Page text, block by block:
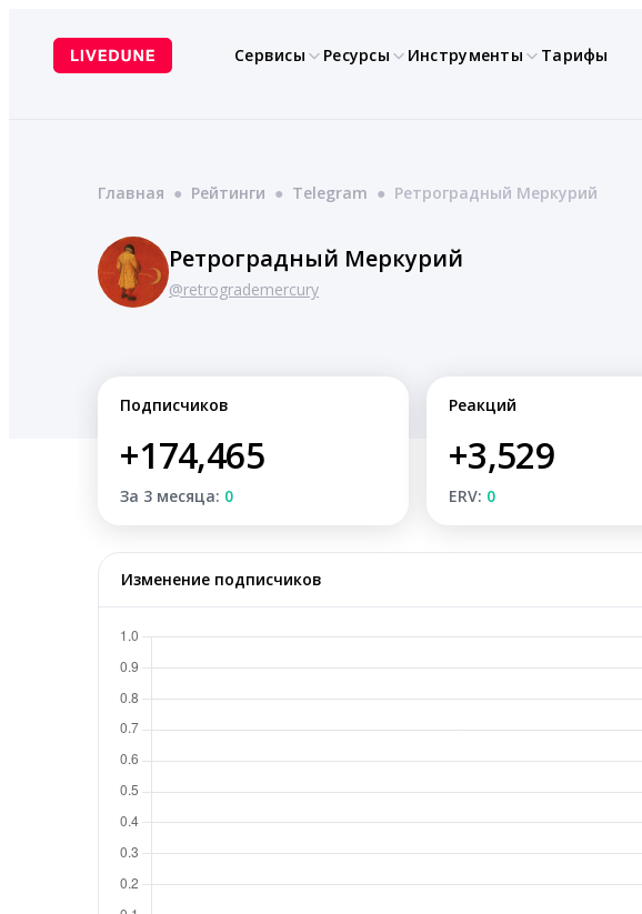
содержимому
Сервисы Ресурсы Инструменты Тарифы
Главная ● Рейтинги ● Telegram ● Ретроградный Меркурий
Ретроградный Меркурий
@retrogrademercury
Подписчиков
+174,465
За 3 месяца: 0
Реакций
+3,529
ERV: 0
Изменение подписчиков